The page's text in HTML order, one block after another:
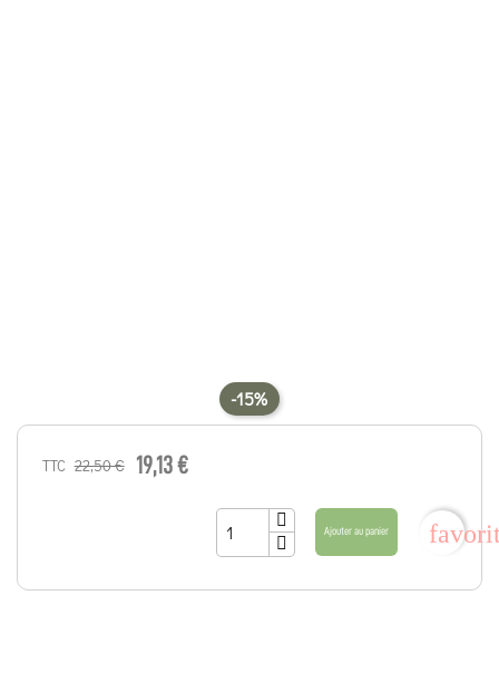
-15%
TTC 22,50 € 19,13 €
Ajouter au panier